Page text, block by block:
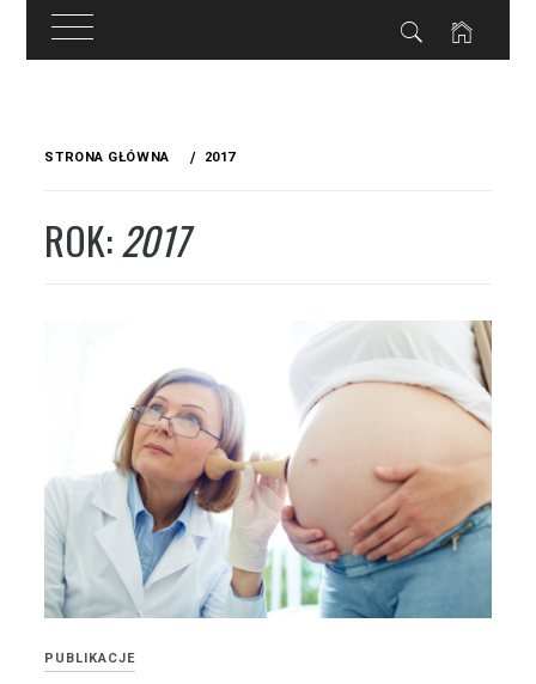
STRONA GŁÓWNA 2017
ROK:2017
PUBLIKACJE